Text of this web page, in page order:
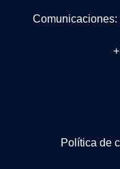
Comunicaciones:
Política de